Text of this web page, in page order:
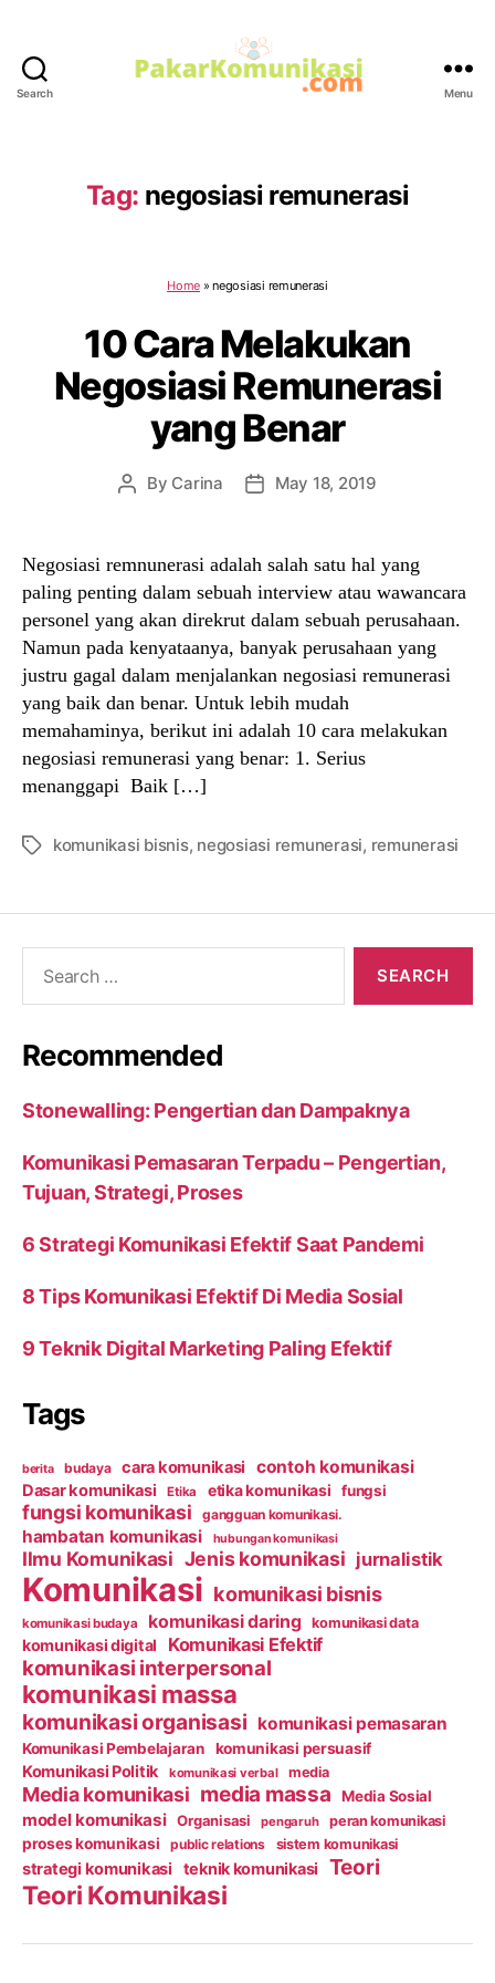
Search Menu
Tag: negosiasi remunerasi
Home »negosiasi remunerasi
10 Cara Melakukan
Negosiasi Remunerasi
yang Benar
Post
By Carina
PostMay 18, 2019
Negosiasi remnunerasi adalah salah satu hal yang
paling penting dalam sebuah interview atau wawancara
personel yang akan direkrut dalam sebuah perusahaan.
Namun pada kenyataanya, banyak perusahaan yang
justru gagal dalam menjalankan negosiasi remunerasi
yang baik dan benar. Untuk lebih mudah
memahaminya, berikut ini adalah 10 cara melakukan
negosiasi remunerasi yang benar: 1. Serius
menanggapi Baik […]
Tagskomunikasi bisnis, negosiasi remunerasi, remunerasi
Recommended
Stonewalling: Pengertian dan Dampaknya
Komunikasi Pemasaran Terpadu – Pengertian,
Tujuan, Strategi, Proses
6 Strategi Komunikasi Efektif Saat Pandemi
8 Tips Komunikasi Efektif Di Media Sosial
9 Teknik Digital Marketing Paling Efektif
Tags
berita budaya cara komunikasi contoh komunikasi
Dasar komunikasi Etika etika komunikasi fungsi
fungsi komunikasi gangguan komunikasi.
hambatan komunikasi hubungan komunikasi
Ilmu Komunikasi Jenis komunikasi jurnalistik
Komunikasi komunikasi bisnis
komunikasi budaya komunikasi daring komunikasi data
komunikasi digital Komunikasi Efektif
komunikasi interpersonal
komunikasi massa
komunikasi organisasi komunikasi pemasaran
Komunikasi Pembelajaran komunikasi persuasif
Komunikasi Politik komunikasi verbal media
Media komunikasi media massa Media Sosial
model komunikasi Organisasi pengaruh peran komunikasi
proses komunikasi public relations sistem komunikasi
strategi komunikasi teknik komunikasi Teori
Teori Komunikasi